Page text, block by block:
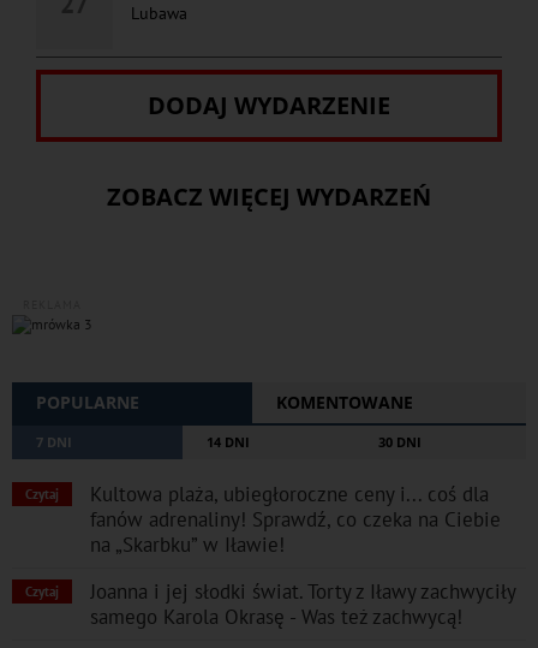
Lubawa
DODAJ WYDARZENIE
ZOBACZ WIĘCEJ WYDARZEŃ
POPULARNE KOMENTOWANE
7 DNI 14 DNI 30 DNI
Czytaj
Kultowa plaża, ubiegłoroczne ceny i... coś dla
fanów adrenaliny! Sprawdź, co czeka na Ciebie
na „Skarbku” w Iławie!
Czytaj
Joanna i jej słodki świat. Torty z Iławy zachwyciły
samego Karola Okrasę - Was też zachwycą!